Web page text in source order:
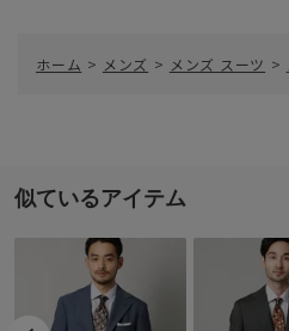
ホーム > メンズ > メンズ スーツ >